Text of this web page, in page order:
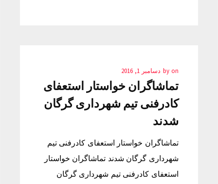
by on دسامبر 1, 2016
تماشاگران خواستار استعفای
کادرفنی تیم شهرداری گرگان
شدند
تماشاگران خواستار استعفای کادرفنی تیم
شهرداری گرگان شدند تماشاگران خواستار
استعفای کادرفنی تیم شهرداری گرگان